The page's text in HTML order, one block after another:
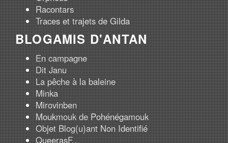
Racontars
Traces et trajets de Gilda
BLOGAMIS D'ANTAN
En campagne
Dit Janu
La pêche à la baleine
Minka
Mirovinben
Moukmouk de Pohénégamouk
Objet Blog(u)ant Non Identifié
QueerasF...